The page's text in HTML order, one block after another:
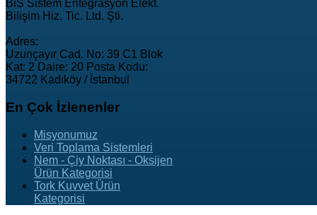
BiS Sistem Entegrasyon Elekt.
Bilişim Hiz. Tic. Ltd. Şti.
Adres:
Uzunçayır Cad. No: 39 C1 Blok
Kat: 2 Daire: 20 Posta Kodu:
34722 Kadıköy / İstanbul
En Çok İzlenenler
Misyonumuz
Veri Toplama Sistemleri
Nem - Çiy Noktası - Oksijen
Ürün Kategorisi
Tork Kuvvet Ürün
Kategorisi